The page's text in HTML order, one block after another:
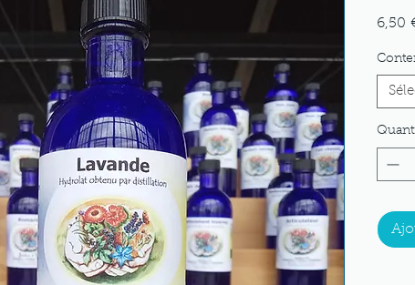
6,50